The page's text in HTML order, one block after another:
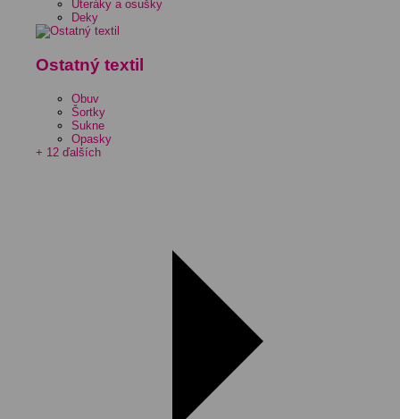
Uteráky a osušky
Deky
Ostatný textil
Obuv
Šortky
Sukne
Opasky
+ 12 ďalších